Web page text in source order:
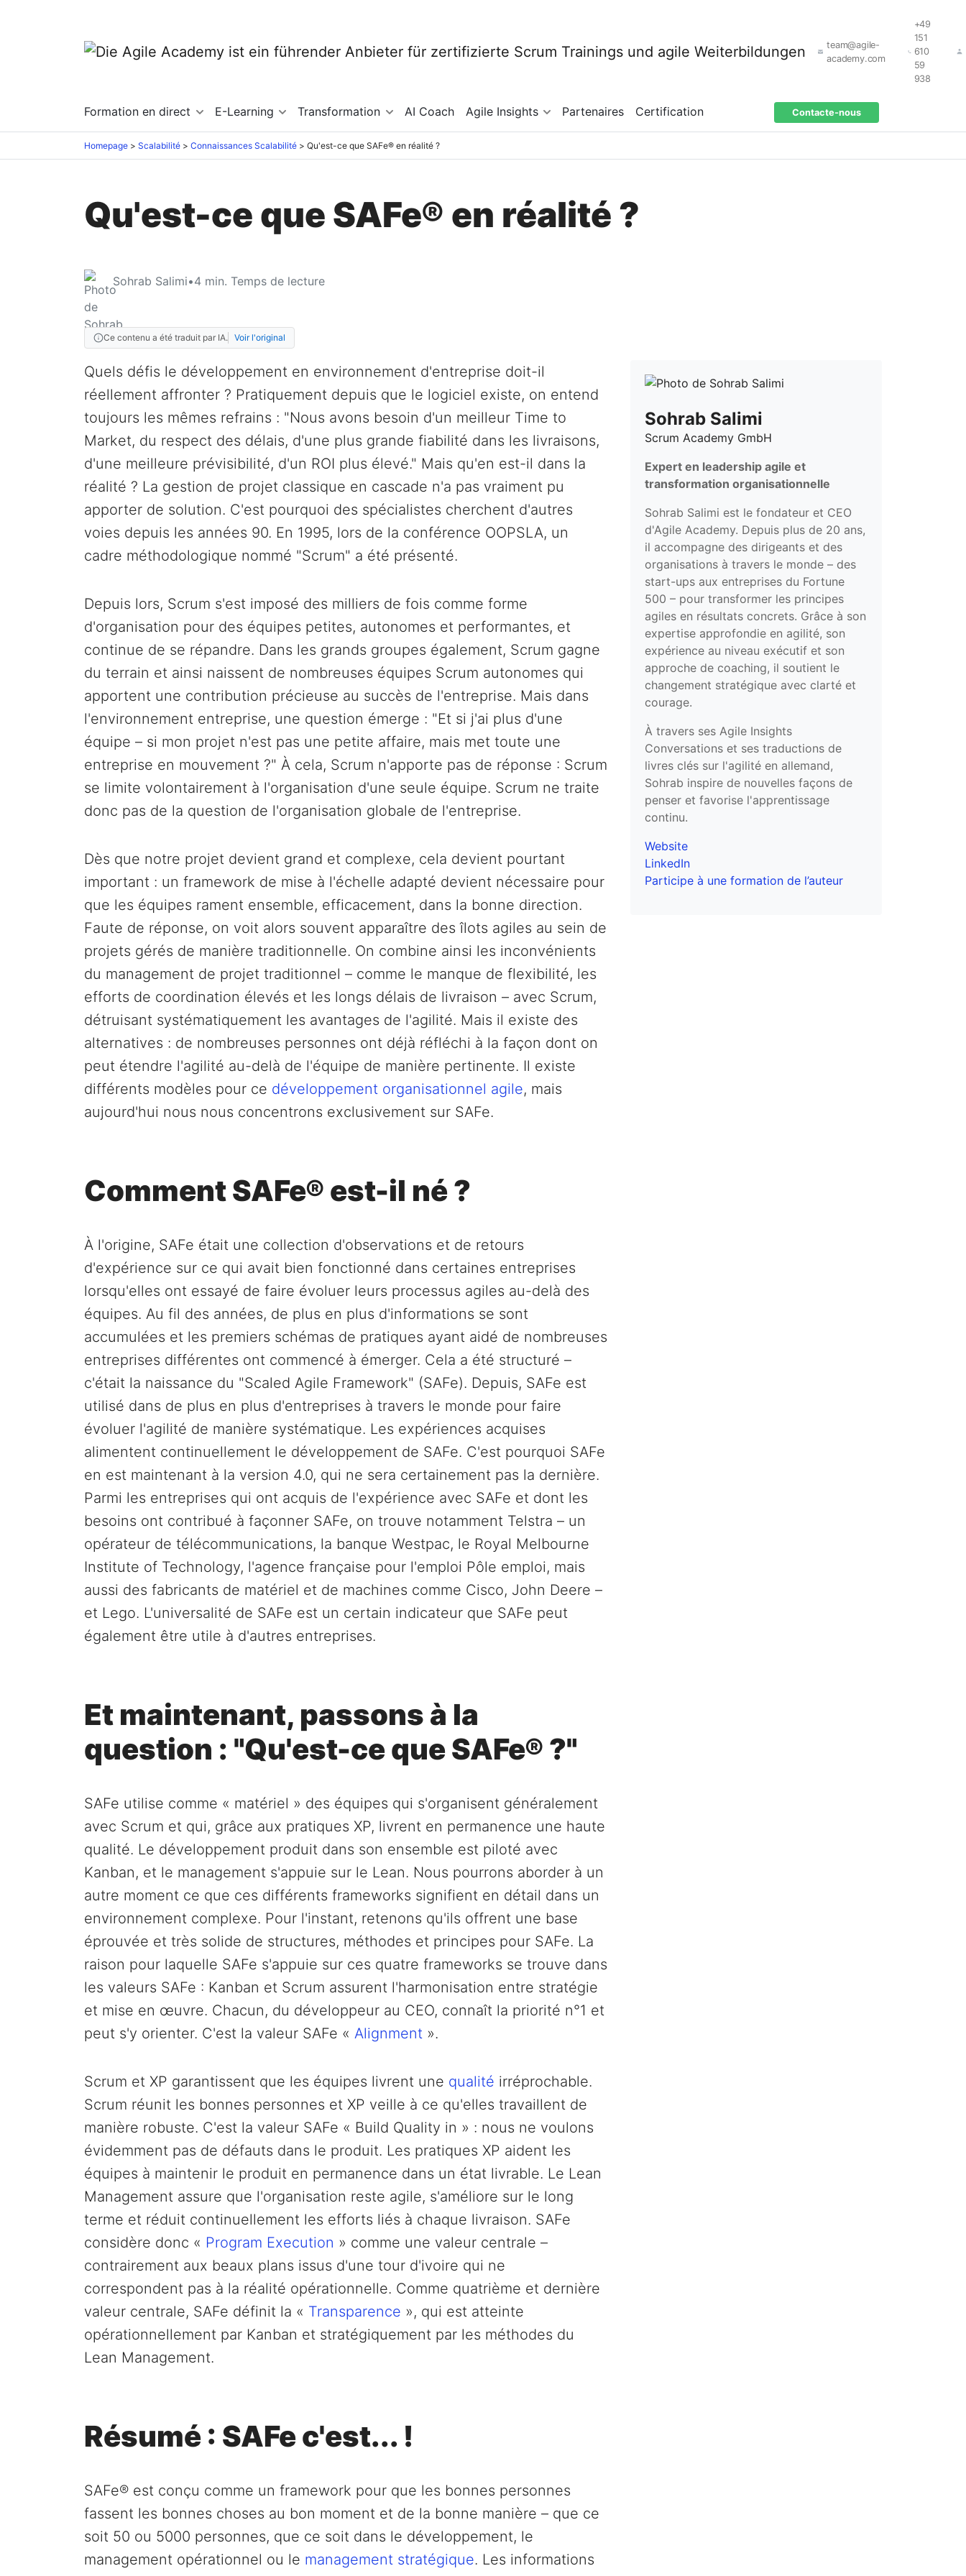
team@agile-
academy.com
+49
151
610
59
938
Formation en direct E-Learning Transformation AI Coach Agile Insights Partenaires Certification Contacte-nous
Homepage Scalabilité Connaissances Scalabilité Qu'est-ce que SAFe® en réalité ?
Qu'est-ce que SAFe® en réalité ?
Sohrab Salimi•4 min. Temps de lecture
Ce contenu a été traduit par IA. Voir l'original
Quels défis le développement en environnement d'entreprise doit-il
réellement affronter ? Pratiquement depuis que le logiciel existe, on entend
toujours les mêmes refrains : "Nous avons besoin d'un meilleur Time to
Market, du respect des délais, d'une plus grande fiabilité dans les livraisons,
d'une meilleure prévisibilité, d'un ROI plus élevé." Mais qu'en est-il dans la
réalité ? La gestion de projet classique en cascade n'a pas vraiment pu
apporter de solution. C'est pourquoi des spécialistes cherchent d'autres
voies depuis les années 90. En 1995, lors de la conférence OOPSLA, un
cadre méthodologique nommé "Scrum" a été présenté.
Depuis lors, Scrum s'est imposé des milliers de fois comme forme
d'organisation pour des équipes petites, autonomes et performantes, et
continue de se répandre. Dans les grands groupes également, Scrum gagne
du terrain et ainsi naissent de nombreuses équipes Scrum autonomes qui
apportent une contribution précieuse au succès de l'entreprise. Mais dans
l'environnement entreprise, une question émerge : "Et si j'ai plus d'une
équipe – si mon projet n'est pas une petite affaire, mais met toute une
entreprise en mouvement ?" À cela, Scrum n'apporte pas de réponse : Scrum
se limite volontairement à l'organisation d'une seule équipe. Scrum ne traite
donc pas de la question de l'organisation globale de l'entreprise.
Dès que notre projet devient grand et complexe, cela devient pourtant
important : un framework de mise à l'échelle adapté devient nécessaire pour
que les équipes rament ensemble, efficacement, dans la bonne direction.
Faute de réponse, on voit alors souvent apparaître des îlots agiles au sein de
projets gérés de manière traditionnelle. On combine ainsi les inconvénients
du management de projet traditionnel – comme le manque de flexibilité, les
efforts de coordination élevés et les longs délais de livraison – avec Scrum,
détruisant systématiquement les avantages de l'agilité. Mais il existe des
alternatives : de nombreuses personnes ont déjà réfléchi à la façon dont on
peut étendre l'agilité au-delà de l'équipe de manière pertinente. Il existe
différents modèles pour ce développement organisationnel agile, mais
aujourd'hui nous nous concentrons exclusivement sur SAFe.
Comment SAFe® est-il né ?
À l'origine, SAFe était une collection d'observations et de retours
d'expérience sur ce qui avait bien fonctionné dans certaines entreprises
lorsqu'elles ont essayé de faire évoluer leurs processus agiles au-delà des
équipes. Au fil des années, de plus en plus d'informations se sont
accumulées et les premiers schémas de pratiques ayant aidé de nombreuses
entreprises différentes ont commencé à émerger. Cela a été structuré –
c'était la naissance du "Scaled Agile Framework" (SAFe). Depuis, SAFe est
utilisé dans de plus en plus d'entreprises à travers le monde pour faire
évoluer l'agilité de manière systématique. Les expériences acquises
alimentent continuellement le développement de SAFe. C'est pourquoi SAFe
en est maintenant à la version 4.0, qui ne sera certainement pas la dernière.
Parmi les entreprises qui ont acquis de l'expérience avec SAFe et dont les
besoins ont contribué à façonner SAFe, on trouve notamment Telstra – un
opérateur de télécommunications, la banque Westpac, le Royal Melbourne
Institute of Technology, l'agence française pour l'emploi Pôle emploi, mais
aussi des fabricants de matériel et de machines comme Cisco, John Deere –
et Lego. L'universalité de SAFe est un certain indicateur que SAFe peut
également être utile à d'autres entreprises.
Et maintenant, passons à la
question : "Qu'est-ce que SAFe® ?"
SAFe utilise comme « matériel » des équipes qui s'organisent généralement
avec Scrum et qui, grâce aux pratiques XP, livrent en permanence une haute
qualité. Le développement produit dans son ensemble est piloté avec
Kanban, et le management s'appuie sur le Lean. Nous pourrons aborder à un
autre moment ce que ces différents frameworks signifient en détail dans un
environnement complexe. Pour l'instant, retenons qu'ils offrent une base
éprouvée et très solide de structures, méthodes et principes pour SAFe. La
raison pour laquelle SAFe s'appuie sur ces quatre frameworks se trouve dans
les valeurs SAFe : Kanban et Scrum assurent l'harmonisation entre stratégie
et mise en œuvre. Chacun, du développeur au CEO, connaît la priorité n°1 et
peut s'y orienter. C'est la valeur SAFe « Alignment ».
Scrum et XP garantissent que les équipes livrent une qualité irréprochable.
Scrum réunit les bonnes personnes et XP veille à ce qu'elles travaillent de
manière robuste. C'est la valeur SAFe « Build Quality in » : nous ne voulons
évidemment pas de défauts dans le produit. Les pratiques XP aident les
équipes à maintenir le produit en permanence dans un état livrable. Le Lean
Management assure que l'organisation reste agile, s'améliore sur le long
terme et réduit continuellement les efforts liés à chaque livraison. SAFe
considère donc « Program Execution » comme une valeur centrale –
contrairement aux beaux plans issus d'une tour d'ivoire qui ne
correspondent pas à la réalité opérationnelle. Comme quatrième et dernière
valeur centrale, SAFe définit la « Transparence », qui est atteinte
opérationnellement par Kanban et stratégiquement par les méthodes du
Lean Management.
Résumé : SAFe c'est... !
SAFe® est conçu comme un framework pour que les bonnes personnes
fassent les bonnes choses au bon moment et de la bonne manière – que ce
soit 50 ou 5000 personnes, que ce soit dans le développement, le
management opérationnel ou le management stratégique. Les informations
Sohrab Salimi
Scrum Academy GmbH
Expert en leadership agile et
transformation organisationnelle
Sohrab Salimi est le fondateur et CEO
d'Agile Academy. Depuis plus de 20 ans,
il accompagne des dirigeants et des
organisations à travers le monde – des
start-ups aux entreprises du Fortune
500 – pour transformer les principes
agiles en résultats concrets. Grâce à son
expertise approfondie en agilité, son
expérience au niveau exécutif et son
approche de coaching, il soutient le
changement stratégique avec clarté et
courage.
À travers ses Agile Insights
Conversations et ses traductions de
livres clés sur l'agilité en allemand,
Sohrab inspire de nouvelles façons de
penser et favorise l'apprentissage
continu.
Website
LinkedIn
Participe à une formation de l’auteur